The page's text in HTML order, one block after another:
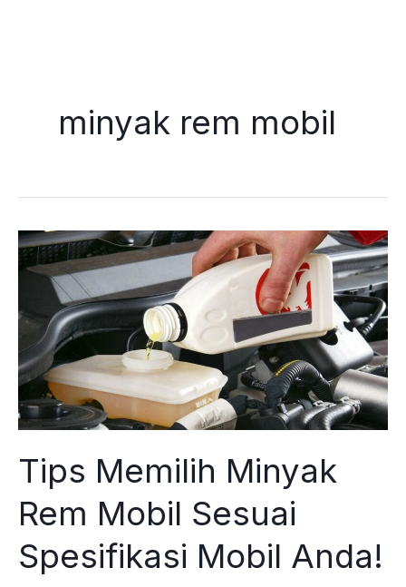
minyak rem mobil
Tips Memilih Minyak
Rem Mobil Sesuai
Spesifikasi Mobil Anda!